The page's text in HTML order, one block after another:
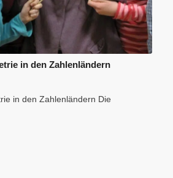
in den Zahlenländern
in den Zahlenländern Die